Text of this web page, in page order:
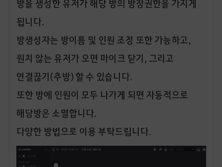
방을 생성한 유저가 해당 방의 방장권한을 가지게
됩니다.
방생성자는 방이름 및 인원 조정 또한 가능하고,
원치 않는 유저가 오면 마이크 닫기, 그리고
연결끊기(추방) 할 수 있습니다.
또한 방에 인원이 모두 나가게 되면 자동적으로
해당방은 소멸합니다.
다양한 방법으로 이용 부탁드립니다.